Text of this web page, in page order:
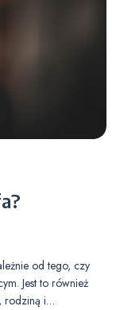
od tego, czy
Jest to również
rodziną i…